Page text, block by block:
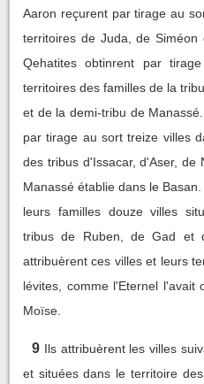
Aaron reçurent par tirage au
territoires de Juda, de Siméon
Qehatites obtinrent par
territoires des familles de la
et de la demi-tribu de Manassé.
par tirage au sort treize villes
des tribus d'Issacar, d'Aser,
Manassé établie dans le Basan.
leurs familles douze villes
tribus de Ruben, de Gad et
attribuèrent ces villes et leurs
lévites, comme l'Eternel l'avait
Moïse.
9 Ils attribuèrent les villes
et situées dans le territoire